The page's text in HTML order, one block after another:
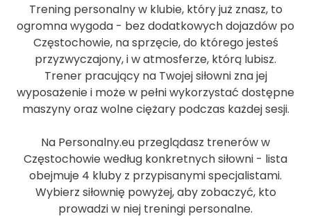
Trening personalny w klubie, który już znasz, to
ogromna wygoda - bez dodatkowych dojazdów po
Częstochowie, na sprzęcie, do którego jesteś
przyzwyczajony, i w atmosferze, którą lubisz.
Trener pracujący na Twojej siłowni zna jej
wyposażenie i może w pełni wykorzystać dostępne
maszyny oraz wolne ciężary podczas każdej sesji.
Na Personalny.eu przeglądasz trenerów w
Częstochowie według konkretnych siłowni - lista
obejmuje 4 kluby z przypisanymi specjalistami.
Wybierz siłownię powyżej, aby zobaczyć, kto
prowadzi w niej treningi personalne.